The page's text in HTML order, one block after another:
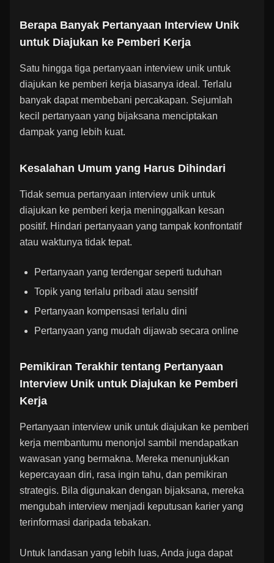
Berapa Banyak Pertanyaan Interview Unik
untuk Diajukan ke Pemberi Kerja
Satu hingga tiga pertanyaan interview unik untuk
diajukan ke pemberi kerja biasanya ideal. Terlalu
banyak dapat membebani percakapan. Sejumlah
kecil pertanyaan yang bijaksana menciptakan
dampak yang lebih kuat.
Kesalahan Umum yang Harus Dihindari
Tidak semua pertanyaan interview unik untuk
diajukan ke pemberi kerja meninggalkan kesan
positif. Hindari pertanyaan yang tampak konfrontatif
atau waktunya tidak tepat.
Pertanyaan yang terdengar seperti tuduhan
Topik yang terlalu pribadi atau sensitif
Pertanyaan kompensasi terlalu dini
Pertanyaan yang mudah dijawab secara online
Pemikiran Terakhir tentang Pertanyaan
Interview Unik untuk Diajukan ke Pemberi
Kerja
Pertanyaan interview unik untuk diajukan ke pemberi
kerja membantumu menonjol sambil mendapatkan
wawasan yang bermakna. Mereka menunjukkan
kepercayaan diri, rasa ingin tahu, dan pemikiran
strategis. Bila digunakan dengan bijaksana, mereka
mengubah interview menjadi keputusan karier yang
terinformasi daripada tebakan.
Untuk landasan yang lebih luas, Anda juga dapat